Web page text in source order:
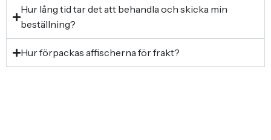
Hur lång tid tar det att behandla och skicka min
beställning?
Hur förpackas affischerna för frakt?